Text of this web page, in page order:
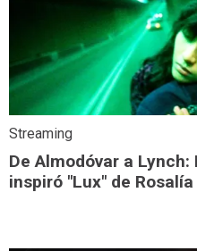
Streaming
De Almodóvar a
inspiró "Lux" de Rosalía